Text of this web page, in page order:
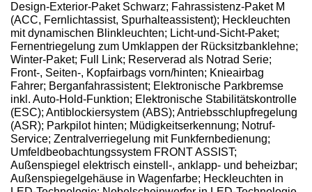
Design-Exterior-Paket Schwarz; Fahrassistenz-Paket M
(ACC, Fernlichtassist, Spurhalteassistent); Heckleuchten
mit dynamischen Blinkleuchten; Licht-und-Sicht-Paket;
Fernentriegelung zum Umklappen der Rücksitzbanklehne;
Winter-Paket; Full Link; Reserverad als Notrad Serie;
Front-, Seiten-, Kopfairbags vorn/hinten; Knieairbag
Fahrer; Berganfahrassistent; Elektronische Parkbremse
inkl. Auto-Hold-Funktion; Elektronische Stabilitätskontrolle
(ESC); Antiblockiersystem (ABS); Antriebsschlupfregelung
(ASR); Parkpilot hinten; Müdigkeitserkennung; Notruf-
Service; Zentralverriegelung mit Funkfernbedienung;
Umfeldbeobachtungssystem FRONT ASSIST;
Außenspiegel elektrisch einstell-, anklapp- und beheizbar;
Außenspiegelgehäuse in Wagenfarbe; Heckleuchten in